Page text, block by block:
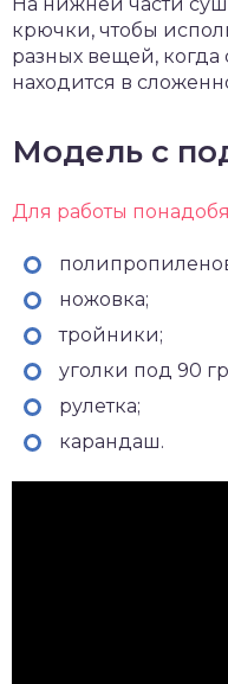
На нижней части
крючки, чтобы
разных вещей, когда
находится в
Модель с
Для работы
ножовка;
тройники;
уголки под 90
рулетка;
карандаш.